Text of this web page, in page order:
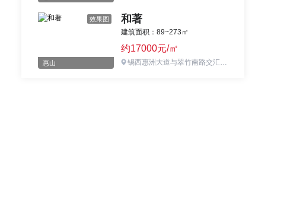
效果图
惠山
和著
建筑面积：89~273㎡
约17000元/㎡
锡西惠洲大道与翠竹南路交汇处向西200米